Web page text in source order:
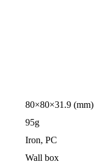
80×80×31.9 (mm)
95g
Iron, PC
Wall box